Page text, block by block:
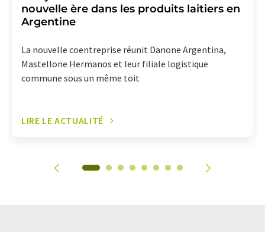
nouvelle ère dans les produits laitiers en
Argentine
La nouvelle coentreprise réunit Danone Argentina,
Mastellone Hermanos et leur filiale logistique
commune sous un même toit
LIRE LE ACTUALITÉ